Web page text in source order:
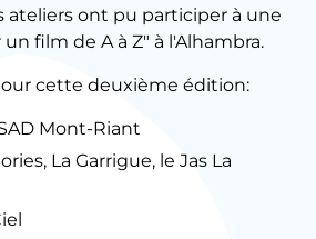
ateliers ont pu participer à une
film de A à Z" à l'Alhambra.
cette deuxième édition:
Mont-Riant
La Garrigue, le Jas La